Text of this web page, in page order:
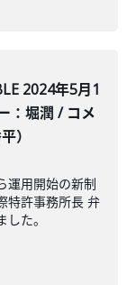
2024年5月1
：堀潤 / コメ
）
運用開始の新制
特許事務所長 弁
た。